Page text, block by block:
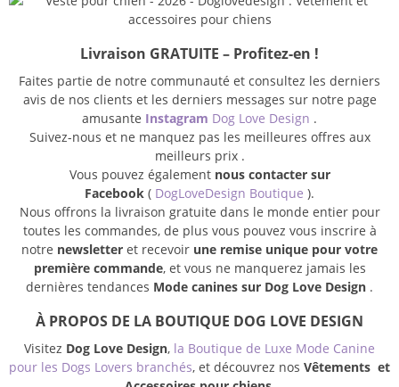
Livraison GRATUITE – Profitez-en !
Faites partie de notre communauté et consultez les derniers
avis de nos clients et les derniers messages sur notre page
amusante Instagram Dog Love Design .
Suivez-nous et ne manquez pas les meilleures offres aux
meilleurs prix .
Vous pouvez également nous contacter sur
Facebook ( DogLoveDesign Boutique ).
Nous offrons la livraison gratuite dans le monde entier pour
toutes les commandes, de plus vous pouvez vous inscrire à
notre newsletter et recevoir une remise unique pour votre
première commande, et vous ne manquerez jamais les
dernières tendances Mode canines sur Dog Love Design .
À PROPOS DE LA BOUTIQUE DOG LOVE DESIGN
Visitez Dog Love Design, la Boutique de Luxe Mode Canine
pour les Dogs Lovers branchés, et découvrez nos Vêtements et